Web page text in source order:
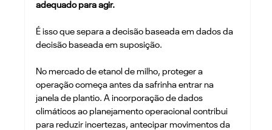
adequado para agir.
É isso que separa a decisão baseada em dados da
decisão baseada em suposição.
No mercado de etanol de milho, proteger a
operação começa antes da safrinha entrar na
janela de plantio. A incorporação de dados
climáticos ao planejamento operacional contribui
para reduzir incertezas, antecipar movimentos da